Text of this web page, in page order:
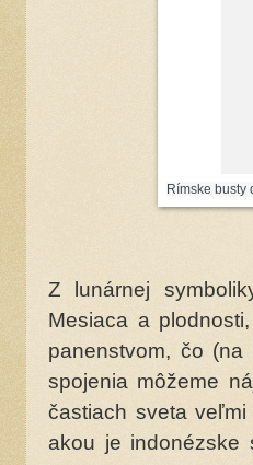
Rímske busty
Z lunárnej
Mesiaca a
panenstvom, čo
spojenia môžeme
častiach sveta
akou je indonézske